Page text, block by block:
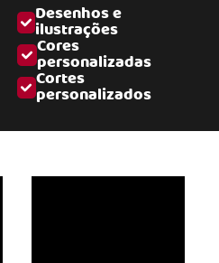
Desenhos e
ilustrações
Cores
personalizadas
Cortes
personalizados